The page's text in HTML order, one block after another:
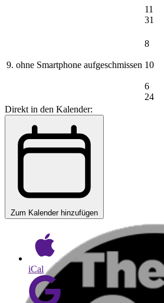
11
31
9. ohne Smartphone aufgeschmissen
8
10
6
24
Direkt in den Kalender:
Zum Kalender hinzufügen
iCal